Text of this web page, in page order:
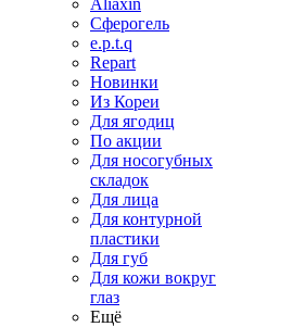
Aliaxin
Сферогель
e.p.t.q
Repart
Новинки
Из Кореи
Для ягодиц
По акции
Для носогубных
складок
Для лица
Для контурной
пластики
Для губ
Для кожи вокруг
глаз
Ещё